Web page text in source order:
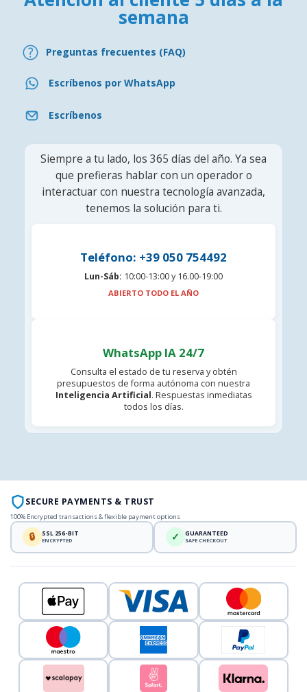
semana
Preguntas frecuentes (FAQ)
Escríbenos por WhatsApp
Escríbenos
Siempre a tu lado, los 365 días del año. Ya sea
que prefieras hablar con un operador o
interactuar con nuestra tecnología avanzada,
tenemos la solución para ti.
Teléfono: +39 050 754492
Lun-Sáb: 10:00-13:00 y 16.00-19:00
ABIERTO TODO EL AÑO
WhatsApp IA 24/7
Consulta el estado de tu reserva y obtén
presupuestos de forma autónoma con nuestra
Inteligencia Artificial. Respuestas inmediatas
todos los días.
SECURE PAYMENTS & TRUST
100% Encrypted transactions & flexible payment options
🔒 SSL 256-BIT
ENCRYPTED ✓ GUARANTEED
SAFE CHECKOUT